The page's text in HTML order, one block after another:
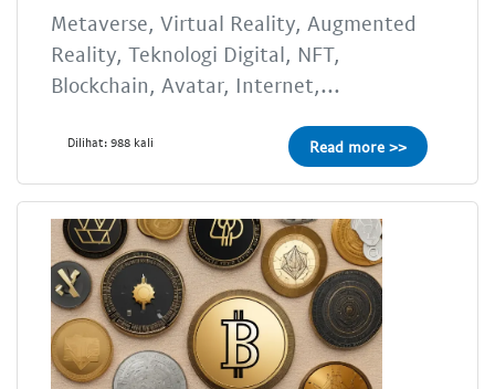
Metaverse, Virtual Reality, Augmented
Reality, Teknologi Digital, NFT,
Blockchain, Avatar, Internet,...
Dilihat: 988 kali Read more >>